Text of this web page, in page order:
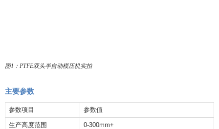
图1 ： PTFE双头半自动模压机实拍
主要参数
参数项目 参数值
生产高度范围 0-300mm+